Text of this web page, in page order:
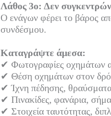
Λάθος 3ο: Δεν
Ο ενάγων φέρει το βάρος
συνδέσμου.
Καταγράψτε άμεσα:
✔ Φωτογραφίες οχημάτων
✔ Θέση οχημάτων στον
✔ Ίχνη πέδησης,
✔ Πινακίδες, φανάρια,
✔ Στοιχεία ταυτότητας,